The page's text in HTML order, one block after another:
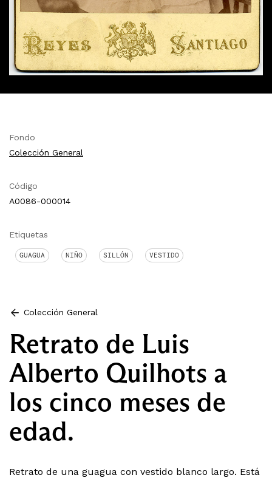
Fondo
Colección General
Código
A0086-000014
Etiquetas
GUAGUA NIÑO SILLÓN VESTIDO
Colección General
Retrato de Luis
Alberto Quilhots a
los cinco meses de
edad.
Retrato de una guagua con vestido blanco largo. Está